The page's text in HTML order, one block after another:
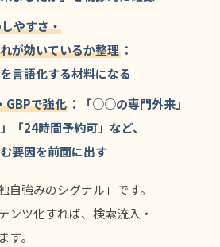
やすさ・
が効いているか整理 ：
言語化する材料になる
GBPで強化 ：「○○の専門外来」
「24時間予約可」など、
要因を前面に出す
自強みのシグナル」です。
ンツ化すれば、検索流入・
。